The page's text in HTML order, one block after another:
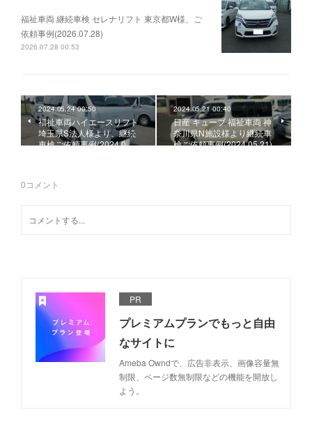
福祉車両 継続車検 セレナリフト 東京都W様、ご
依頼事例(2026.07.28)
2026.07.28 00:53
2024.05.24 00:50
福祉車両ハイエースリフト
埼玉県S法人様より、継続
車検ご依頼事例(2024.0…
2024.05.21 00:40
日産 キューブ 福祉車両 神
奈川県N施設様より継続車
検ご依頼事例(2024.05.21)
0コメント
PR
プレミアムプランでもっと自由
なサイトに
Ameba Owndで、広告非表示、画像容量無
制限、ページ数無制限などの機能を開放し
よう。